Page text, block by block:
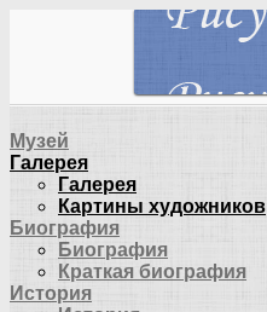
Музей
Галерея
Галерея
Картины художников
Биография
Биография
Краткая биография
История